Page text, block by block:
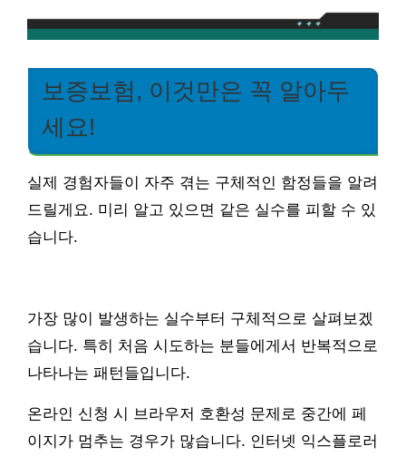
보증보험, 이것만은 꼭 알아두
세요!
실제 경험자들이 자주 겪는 구체적인 함정들을 알려
드릴게요. 미리 알고 있으면 같은 실수를 피할 수 있
습니다.
가장 많이 발생하는 실수부터 구체적으로 살펴보겠
습니다. 특히 처음 시도하는 분들에게서 반복적으로
나타나는 패턴들입니다.
온라인 신청 시 브라우저 호환성 문제로 중간에 페
이지가 멈추는 경우가 많습니다. 인터넷 익스플로러